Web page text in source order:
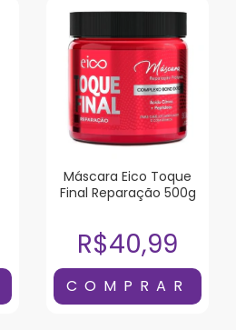
Máscara Eico Toque
Final Reparação 500g
R$40,99